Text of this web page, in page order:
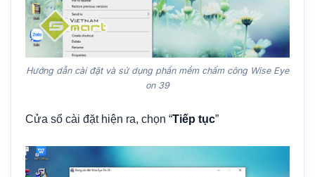
Hướng dẫn cài đặt và sử dụng phần mềm chấm công Wise Eye
on 39
Cửa sổ cài đặt hiện ra, chọn “Tiếp tục”